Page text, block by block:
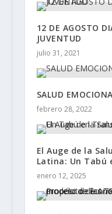
12 DE AGOSTO
JUVENTUD
julio 31, 2021
SALUD
febrero 28, 2022
El Auge de la
Latina: Un Tabú
enero 12, 2025